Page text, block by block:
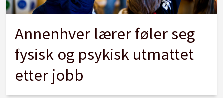
Annenhver lærer føler seg
fysisk og psykisk utmattet
etter jobb